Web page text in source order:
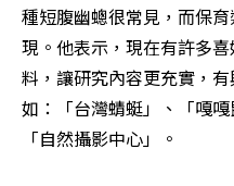
種短腹幽蟌很常見，而保
現。他表示，現在有許多
料，讓研究內容更充實，
如：「台灣蜻蜓」、「嘎
「自然攝影中心」。